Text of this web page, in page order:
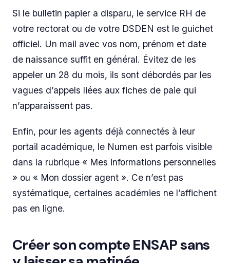
Si le bulletin papier a disparu, le service RH de
votre rectorat ou de votre DSDEN est le guichet
officiel. Un mail avec vos nom, prénom et date
de naissance suffit en général. Évitez de les
appeler un 28 du mois, ils sont débordés par les
vagues d’appels liées aux fiches de paie qui
n’apparaissent pas.
Enfin, pour les agents déjà connectés à leur
portail académique, le Numen est parfois visible
dans la rubrique « Mes informations personnelles
» ou « Mon dossier agent ». Ce n’est pas
systématique, certaines académies ne l’affichent
pas en ligne.
Créer son compte ENSAP sans